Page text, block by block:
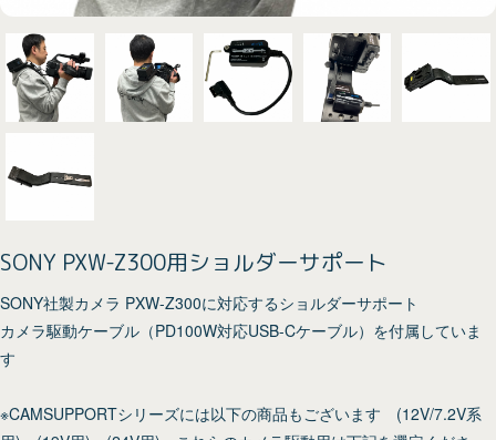
SONY PXW-Z300用ショルダーサポート
SONY社製カメラ PXW-Z300に対応するショルダーサポート
カメラ駆動ケーブル（PD100W対応USB-Cケーブル）を付属していま
す
※CAMSUPPORTシリーズには以下の商品もございます (12V/7.2V系